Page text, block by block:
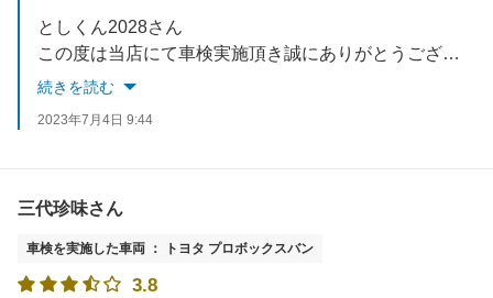
としくん2028さん
この度は当店にて車検実施頂き誠にありがとうございます。
引き続きわかりやすく・親切な対応に努めます。
続きを読む
2023年7月4日 9:44
三代珍味さん
車検を実施した車両 ： トヨタ プロボックスバン
3.8